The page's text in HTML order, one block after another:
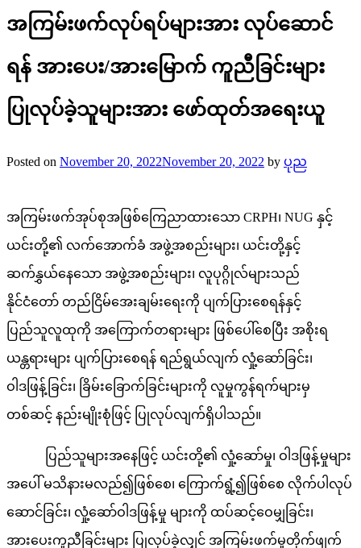
အကြမ်းဖက်လုပ်ရပ်များအား လုပ်ဆောင်
ရန် အားပေး/အားမြောက် ကူညီခြင်းများ
ပြုလုပ်ခဲ့သူများအား ဖော်ထုတ်အရေးယူ
Posted on November 20, 2022November 20, 2022 by ပုည
အကြမ်းဖက်အုပ်စုအဖြစ်ကြေညာထားသော CRPH၊ NUG နှင့်
ယင်းတို့၏ လက်အောက်ခံ အဖွဲ့အစည်းများ၊ ယင်းတို့နှင့်
ဆက်နွှယ်နေသော အဖွဲ့အစည်းများ၊ လူပုဂ္ဂိုလ်များသည်
နိုင်ငံတော် တည်ငြိမ်အေးချမ်းရေးကို ပျက်ပြားစေရန်နှင့်
ပြည်သူလူထုကို အကြောက်တရားများ ဖြစ်ပေါ်စေပြီး အစိုးရ
ယန္တရားများ ပျက်ပြားစေရန် ရည်ရွယ်လျက် လှုံ့ဆော်ခြင်း၊
ဝါဒဖြန့်ခြင်း၊ ခြိမ်းခြောက်ခြင်းများကို လူမှုကွန်ရက်များမှ
တစ်ဆင့် နည်းမျိုးစုံဖြင့် ပြုလုပ်လျက်ရှိပါသည်။
ပြည်သူများအနေဖြင့် ယင်းတို့၏ လှုံ့ဆော်မှု၊ ဝါဒဖြန့်မှုများ
အပေါ် မသိနားမလည်၍ဖြစ်စေ၊ ကြောက်ရွံ့၍ဖြစ်စေ လိုက်ပါလုပ်
ဆောင်ခြင်း၊ လှုံ့ဆော်ဝါဒဖြန့်မှု များကို ထပ်ဆင့်ဝေမျှခြင်း၊
အားပေးကူညီခြင်းများ ပြုလုပ်ခဲ့လျှင် အကြမ်းဖက်မှုတိုက်ဖျက်